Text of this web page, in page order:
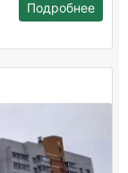
Подробнее